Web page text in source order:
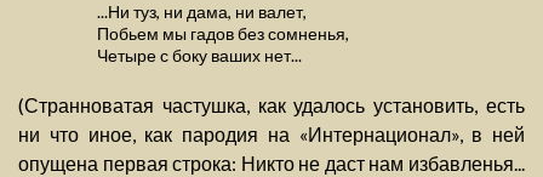
...Ни туз, ни дама, ни валет,
Побьем мы гадов без сомненья,
Четыре с боку ваших нет...
(Странноватая частушка, как удалось установить, есть
ни что иное, как пародия на «Интернационал», в ней
опущена первая строка: Никто не даст нам избавленья...